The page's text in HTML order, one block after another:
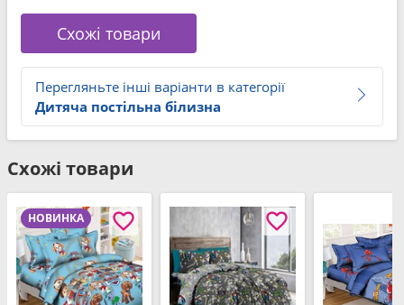
Схожі товари
Перегляньте інші варіанти в категорії
Дитяча постільна білизна
Схожі товари
НОВИНКА